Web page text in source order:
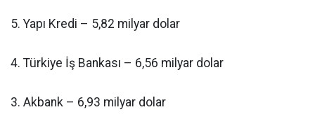
5. Yapı Kredi – 5,82 milyar dolar
4. Türkiye İş Bankası – 6,56 milyar dolar
3. Akbank – 6,93 milyar dolar